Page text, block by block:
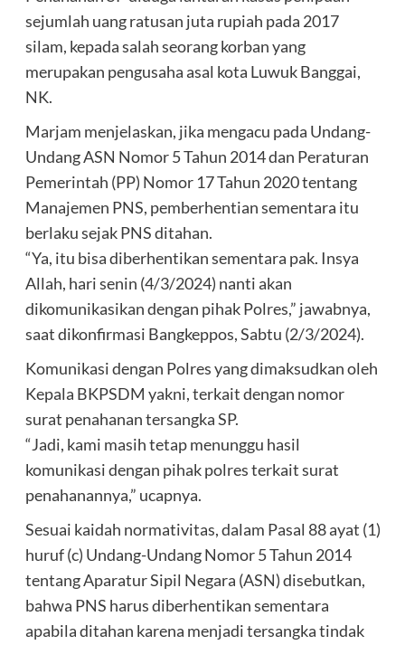
sejumlah uang ratusan juta rupiah pada 2017
silam, kepada salah seorang korban yang
merupakan pengusaha asal kota Luwuk Banggai,
NK.
Marjam menjelaskan, jika mengacu pada Undang-
Undang ASN Nomor 5 Tahun 2014 dan Peraturan
Pemerintah (PP) Nomor 17 Tahun 2020 tentang
Manajemen PNS, pemberhentian sementara itu
berlaku sejak PNS ditahan.
“Ya, itu bisa diberhentikan sementara pak. Insya
Allah, hari senin (4/3/2024) nanti akan
dikomunikasikan dengan pihak Polres,” jawabnya,
saat dikonfirmasi Bangkeppos, Sabtu (2/3/2024).
Komunikasi dengan Polres yang dimaksudkan oleh
Kepala BKPSDM yakni, terkait dengan nomor
surat penahanan tersangka SP.
“Jadi, kami masih tetap menunggu hasil
komunikasi dengan pihak polres terkait surat
penahanannya,” ucapnya.
Sesuai kaidah normativitas, dalam Pasal 88 ayat (1)
huruf (c) Undang-Undang Nomor 5 Tahun 2014
tentang Aparatur Sipil Negara (ASN) disebutkan,
bahwa PNS harus diberhentikan sementara
apabila ditahan karena menjadi tersangka tindak